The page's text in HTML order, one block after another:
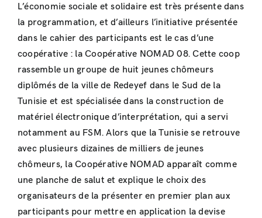
L’économie sociale et solidaire est très présente dans
la programmation, et d’ailleurs l’initiative présentée
dans le cahier des participants est le cas d’une
coopérative : la Coopérative NOMAD 08. Cette coop
rassemble un groupe de huit jeunes chômeurs
diplômés de la ville de Redeyef dans le Sud de la
Tunisie et est spécialisée dans la construction de
matériel électronique d’interprétation, qui a servi
notamment au FSM. Alors que la Tunisie se retrouve
avec plusieurs dizaines de milliers de jeunes
chômeurs, la Coopérative NOMAD apparaît comme
une planche de salut et explique le choix des
organisateurs de la présenter en premier plan aux
participants pour mettre en application la devise